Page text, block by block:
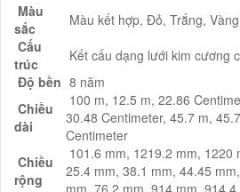
Màu
sắc
Màu kết hợp, Đỏ, Trắng,
Cấu
trúc
Kết cấu dạng lưới kim cương
Độ bền 8 năm
Chiều
dài
100 m, 12.5 m, 22.86
30.48 Centimeter, 45.7 m,
Centimeter
Chiều
rộng
101.6 mm, 1219.2 mm, 1220
25.4 mm, 38.1 mm, 44.45
mm, 76.2 mm, 914 mm, 914.4